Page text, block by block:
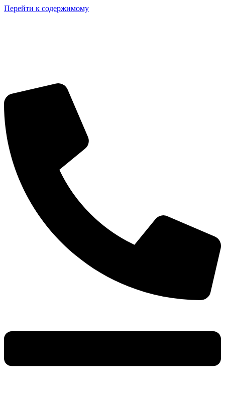
Перейти к содержимому